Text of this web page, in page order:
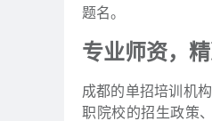
题名。
专业师资，
成都的单招培训机
职院校的招生政策